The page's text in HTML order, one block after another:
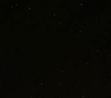
SISTERON